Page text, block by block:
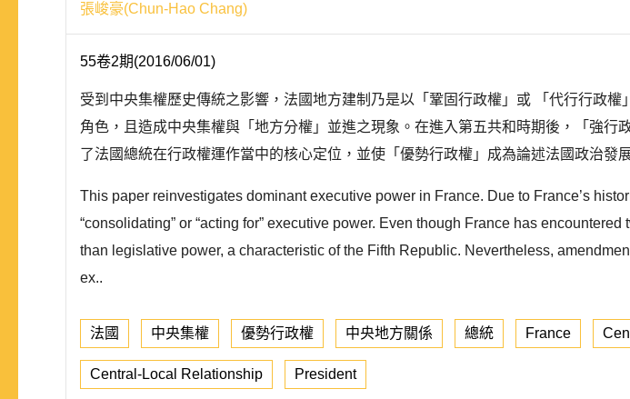
張峻豪(Chun-Hao Chang)
55卷2期(2016/06/01)
受到中央集權歷史傳統之影響，法國地方建制乃是以「鞏固行政權」或 「代行行政
角色，且造成中央集權與「地方分權」並進之現象。在進入第五共和時期後，「強
了法國總統在行政權運作當中的核心定位，並使「優勢行政權」成為論述法國政治
This paper reinvestigates dominant executive power in France. Due to France’s
“consolidating” or “acting for” executive power. Even though France has
than legislative power, a characteristic of the Fifth Republic. Nevertheless,
ex..
法國 中央集權 優勢行政權 中央地方關係 總統 France
Central-Local Relationship President